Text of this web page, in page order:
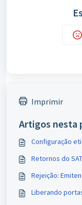
Imprimir
Artigos nesta
Configuração
Retornos do
Rejeição:
Liberando